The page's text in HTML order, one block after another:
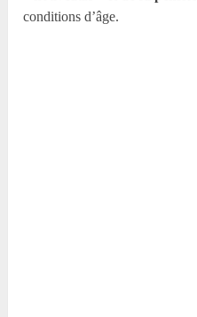
conditions d’âge.